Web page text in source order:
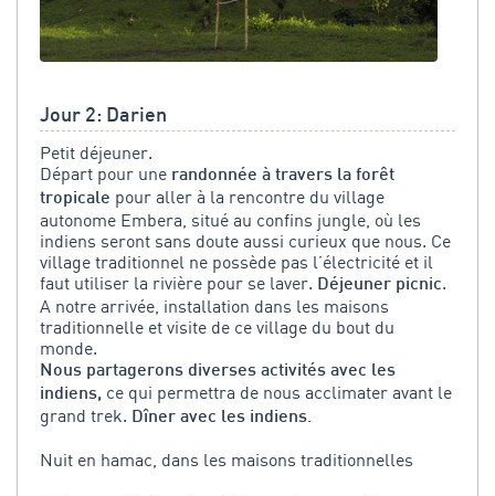
Jour 2: Darien
Petit déjeuner.
Départ pour une randonnée à travers la forêt
tropicale pour aller à la rencontre du village
autonome Embera, situé au confins jungle, où les
indiens seront sans doute aussi curieux que nous. Ce
village traditionnel ne possède pas l’électricité et il
faut utiliser la rivière pour se laver. Déjeuner picnic.
A notre arrivée, installation dans les maisons
traditionnelle et visite de ce village du bout du
monde.
Nous partagerons diverses activités avec les
indiens, ce qui permettra de nous acclimater avant le
grand trek. Dîner avec les indiens.
Nuit en hamac, dans les maisons traditionnelles